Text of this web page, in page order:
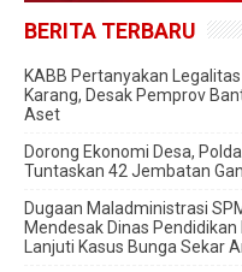
BERITA TERBARU
KABB Pertanyakan
Karang, Desak Pemprov
Aset
Dorong Ekonomi Desa,
Tuntaskan 42 Jembatan
Dugaan Maladministrasi
Mendesak Dinas
Lanjuti Kasus Bunga Sekar